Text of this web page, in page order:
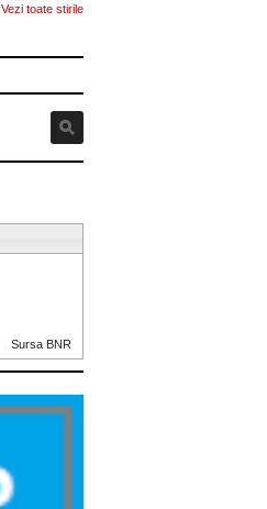
Vezi toate stirile
Sursa BNR